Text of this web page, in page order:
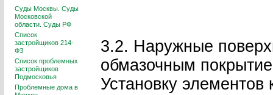
Суды Москвы. Суды
Московской
области. Суды РФ
Список
застройщиков 214-
ФЗ
Список проблемных
застройщиков
Подмосковья
Проблемные дома в
3.2. Наружные
обмазочным
Установку